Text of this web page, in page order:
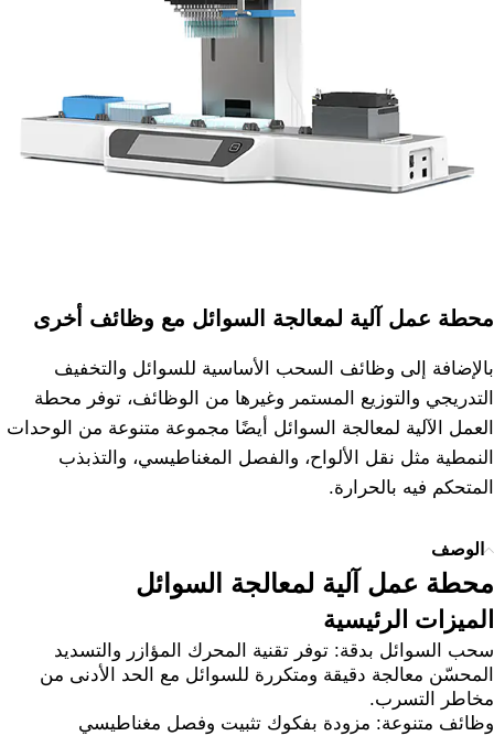
محطة عمل آلية لمعالجة السوائل مع وظائف أخرى
بالإضافة إلى وظائف السحب الأساسية للسوائل والتخفيف
التدريجي والتوزيع المستمر وغيرها من الوظائف، توفر محطة
العمل الآلية لمعالجة السوائل أيضًا مجموعة متنوعة من الوحدات
النمطية مثل نقل الألواح، والفصل المغناطيسي، والتذبذب
المتحكم فيه بالحرارة.
الوصف
محطة عمل آلية لمعالجة السوائل
الميزات الرئيسية
سحب السوائل بدقة: توفر تقنية المحرك المؤازر والتسديد
المحسّن معالجة دقيقة ومتكررة للسوائل مع الحد الأدنى من
مخاطر التسرب.
وظائف متنوعة: مزودة بفكوك تثبيت وفصل مغناطيسي